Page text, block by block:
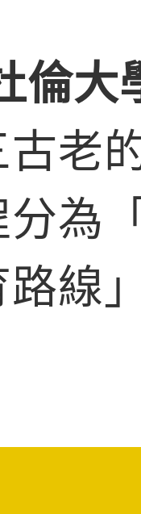
倫大
老
分為
路線